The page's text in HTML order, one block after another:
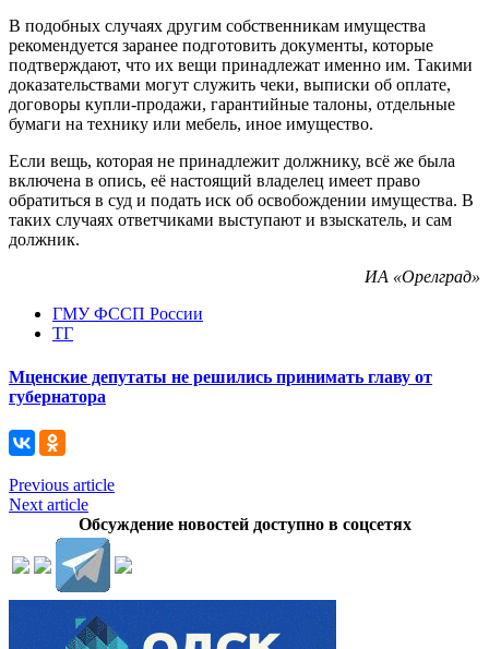
В подобных случаях другим собственникам имущества
рекомендуется заранее подготовить документы, которые
подтверждают, что их вещи принадлежат именно им. Такими
доказательствами могут служить чеки, выписки об оплате,
договоры купли-продажи, гарантийные талоны, отдельные
бумаги на технику или мебель, иное имущество.
Если вещь, которая не принадлежит должнику, всё же была
включена в опись, её настоящий владелец имеет право
обратиться в суд и подать иск об освобождении имущества. В
таких случаях ответчиками выступают и взыскатель, и сам
должник.
ИА «Орелград»
ГМУ ФССП России
ТГ
Мценские депутаты не решились принимать главу от
губернатора
Previous article
Next article
Обсуждение новостей доступно в соцсетях